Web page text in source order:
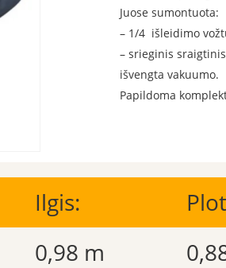
Juose sumontuota:
– 1/4 išleidimo
– srieginis
išvengta vakuumo.
Papildoma
Ilgis:
0,98 m